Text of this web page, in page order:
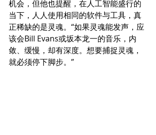
机会，但他也提醒，在人工智能盛行的
当下，人人使用相同的软件与工具，真
正稀缺的是灵魂。“如果灵魂能发声，应
该会Bill Evans或坂本龙一的音乐，内
敛、缓慢，却有深度。想要捕捉灵魂，
就必须停下脚步。”